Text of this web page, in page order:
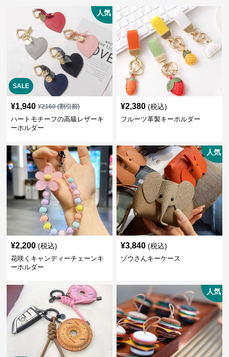
SALE
人気
¥1,940 ¥2160(割引前)
ハートモチーフの高級レザーキ
ーホルダー
¥2,380 (税込)
フルーツ革製キーホルダー
¥2,200 (税込)
花咲くキャンディーチェーンキ
ーホルダー
人気
¥3,840 (税込)
ゾウさんキーケース
人気